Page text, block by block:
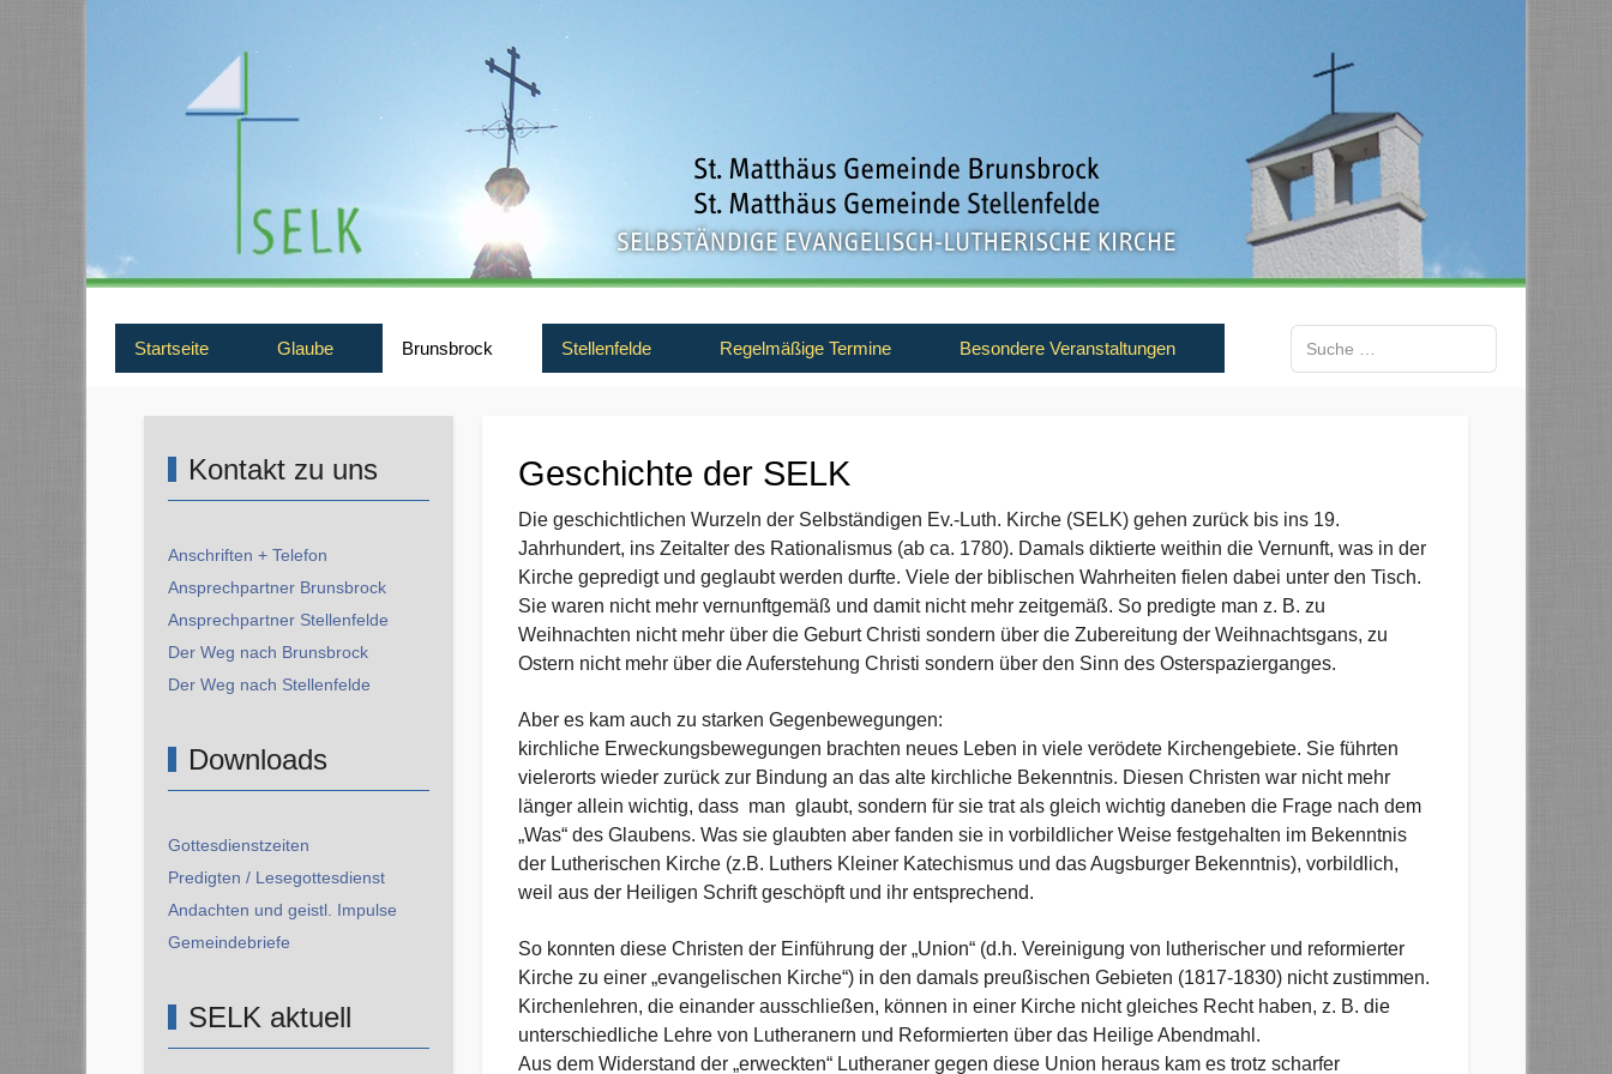
Startseite Glaube Brunsbrock Stellenfelde Regelmäßige Termine Besondere Veranstaltungen
Kontakt zu uns
Anschriften + Telefon
Ansprechpartner Brunsbrock
Ansprechpartner Stellenfelde
Der Weg nach Brunsbrock
Der Weg nach Stellenfelde
Downloads
Gottesdienstzeiten
Predigten / Lesegottesdienst
Andachten und geistl. Impulse
Gemeindebriefe
SELK aktuell
Geschichte der SELK
Die geschichtlichen Wurzeln der Selbständigen Ev.-Luth. Kirche (SELK) gehen zurück bis ins 19.
Jahrhundert, ins Zeitalter des Rationalismus (ab ca. 1780). Damals diktierte weithin die Vernunft, was in der
Kirche gepredigt und geglaubt werden durfte. Viele der biblischen Wahrheiten fielen dabei unter den Tisch.
Sie waren nicht mehr vernunftgemäß und damit nicht mehr zeitgemäß. So predigte man z. B. zu
Weihnachten nicht mehr über die Geburt Christi sondern über die Zubereitung der Weihnachtsgans, zu
Ostern nicht mehr über die Auferstehung Christi sondern über den Sinn des Osterspazierganges.
Aber es kam auch zu starken Gegenbewegungen:
kirchliche Erweckungsbewegungen brachten neues Leben in viele verödete Kirchengebiete. Sie führten
vielerorts wieder zurück zur Bindung an das alte kirchliche Bekenntnis. Diesen Christen war nicht mehr
länger allein wichtig, dass man glaubt, sondern für sie trat als gleich wichtig daneben die Frage nach dem
„Was“ des Glaubens. Was sie glaubten aber fanden sie in vorbildlicher Weise festgehalten im Bekenntnis
der Lutherischen Kirche (z.B. Luthers Kleiner Katechismus und das Augsburger Bekenntnis), vorbildlich,
weil aus der Heiligen Schrift geschöpft und ihr entsprechend.
So konnten diese Christen der Einführung der „Union“ (d.h. Vereinigung von lutherischer und reformierter
Kirche zu einer „evangelischen Kirche“) in den damals preußischen Gebieten (1817-1830) nicht zustimmen.
Kirchenlehren, die einander ausschließen, können in einer Kirche nicht gleiches Recht haben, z. B. die
unterschiedliche Lehre von Lutheranern und Reformierten über das Heilige Abendmahl.
Aus dem Widerstand der „erweckten“ Lutheraner gegen diese Union heraus kam es trotz scharfer